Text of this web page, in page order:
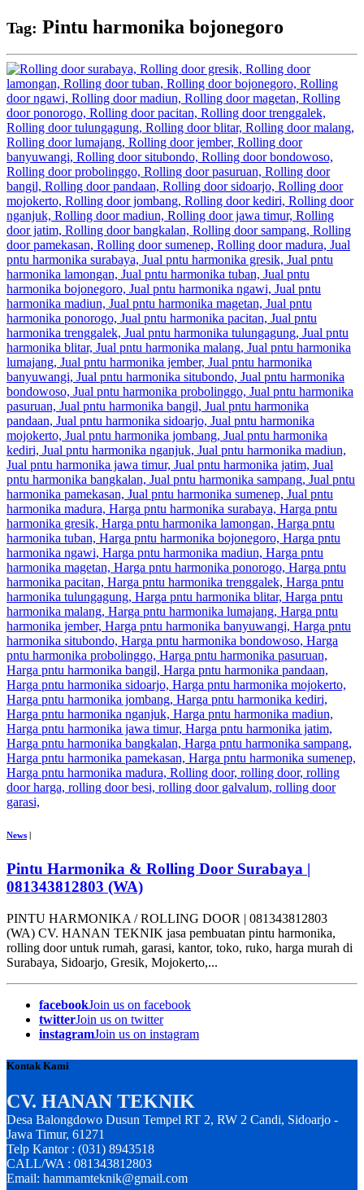
Tag: Pintu harmonika bojonegoro
News
Pintu Harmonika & Rolling Door Surabaya |
081343812803 (WA)
PINTU HARMONIKA / ROLLING DOOR | 081343812803
(WA) CV. HANAN TEKNIK jasa pembuatan pintu harmonika,
rolling door untuk rumah, garasi, kantor, toko, ruko, harga murah di
Surabaya, Sidoarjo, Gresik, Mojokerto,...
facebookJoin us on facebook
twitterJoin us on twitter
instagramJoin us on instagram
Kontak Kami
CV. HANAN TEKNIK
Desa Balongdowo Dusun Tempel RT 2, RW 2 Candi, Sidoarjo -
Jawa Timur, 61271
Telp Kantor : (031) 8943518
CALL/WA : 081343812803
Email: hammamteknik@gmail.com